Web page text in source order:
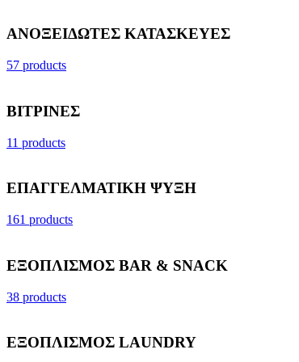
ΑΝΟΞΕΙΔΩΤΕΣ ΚΑΤΑΣΚΕΥΕΣ
57 products
ΒΙΤΡΙΝΕΣ
11 products
ΕΠΑΓΓΕΛΜΑΤΙΚΗ ΨΥΞΗ
161 products
ΕΞΟΠΛΙΣΜΟΣ BAR & SNACK
38 products
ΕΞΟΠΛΙΣΜΟΣ LAUNDRY